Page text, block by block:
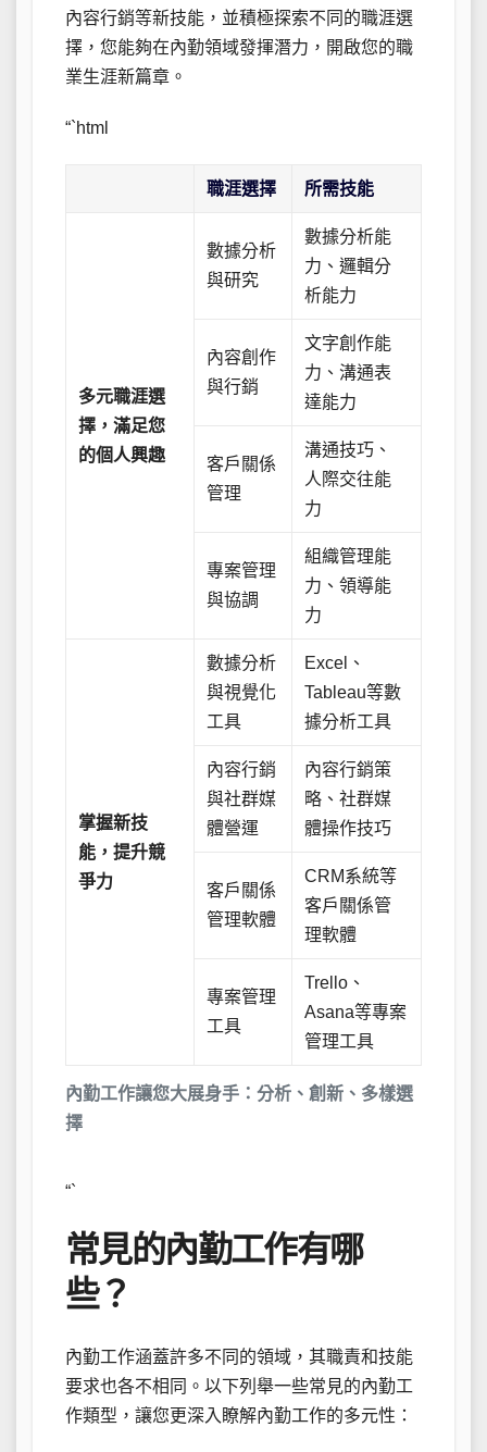
內容行銷等新技能，並積極探索不同的職涯選
擇，您能夠在內勤領域發揮潛力，開啟您的職
業生涯新篇章。
“`html
內勤工作讓您大展身手：分析、創新、多樣選
擇
職涯選擇 所需技能
多元職涯選
擇，滿足您
的個人興趣
數據分析
與研究
數據分析能
力、邏輯分
析能力
內容創作
與行銷
文字創作能
力、溝通表
達能力
客戶關係
管理
溝通技巧、
人際交往能
力
專案管理
與協調
組織管理能
力、領導能
力
掌握新技
能，提升競
爭力
數據分析
與視覺化
工具
Excel、
Tableau等數
據分析工具
內容行銷
與社群媒
體營運
內容行銷策
略、社群媒
體操作技巧
客戶關係
管理軟體
CRM系統等
客戶關係管
理軟體
專案管理
工具
Trello、
Asana等專案
管理工具
“`
常見的內勤工作有哪
些？
內勤工作涵蓋許多不同的領域，其職責和技能
要求也各不相同。以下列舉一些常見的內勤工
作類型，讓您更深入瞭解內勤工作的多元性：